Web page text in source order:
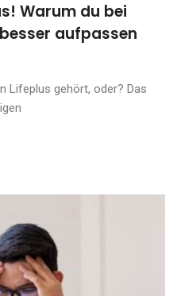
Warum du bei
aufpassen
Lifeplus gehört, oder? Das